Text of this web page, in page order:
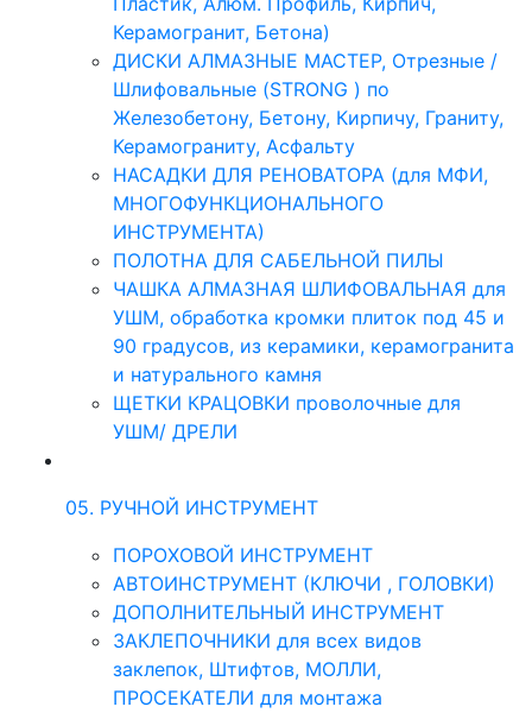
Керамогранит, Бетона)
ДИСКИ АЛМАЗНЫЕ МАСТЕР, Отрезные /
Шлифовальные (STRONG ) по
Железобетону, Бетону, Кирпичу, Граниту,
Керамограниту, Асфальту
НАСАДКИ ДЛЯ РЕНОВАТОРА (для МФИ,
МНОГОФУНКЦИОНАЛЬНОГО
ИНСТРУМЕНТА)
ПОЛОТНА ДЛЯ САБЕЛЬНОЙ ПИЛЫ
ЧАШКА АЛМАЗНАЯ ШЛИФОВАЛЬНАЯ для
УШМ, обработка кромки плиток под 45 и
90 градусов, из керамики, керамогранита
и натурального камня
ЩЕТКИ КРАЦОВКИ проволочные для
УШМ/ ДРЕЛИ
05. РУЧНОЙ ИНСТРУМЕНТ
ПОРОХОВОЙ ИНСТРУМЕНТ
АВТОИНСТРУМЕНТ (КЛЮЧИ , ГОЛОВКИ)
ДОПОЛНИТЕЛЬНЫЙ ИНСТРУМЕНТ
ЗАКЛЕПОЧНИКИ для всех видов
заклепок, Штифтов, МОЛЛИ,
ПРОСЕКАТЕЛИ для монтажа